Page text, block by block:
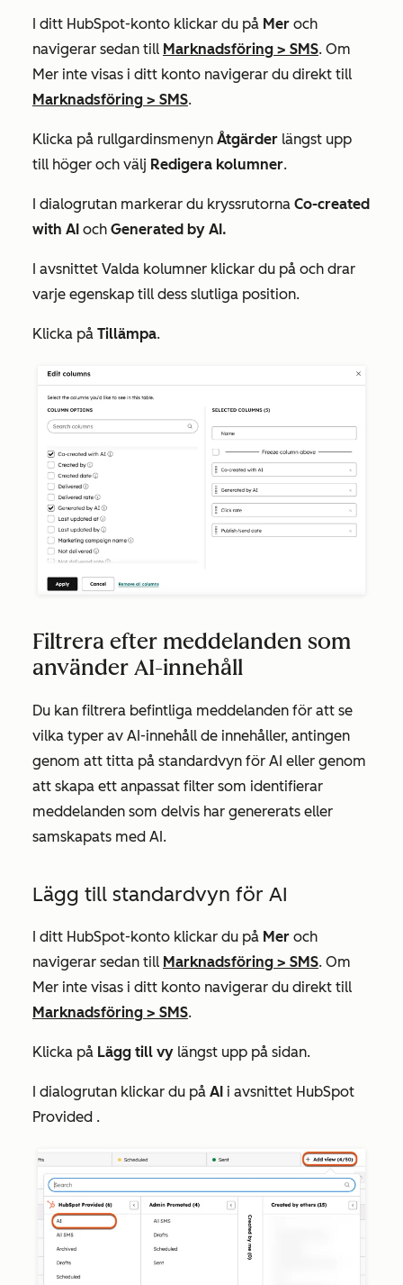
I ditt HubSpot-konto klickar du på Mer och
navigerar sedan till Marknadsföring > SMS. Om
Mer inte visas i ditt konto navigerar du direkt till
Marknadsföring > SMS.
Klicka på rullgardinsmenyn Åtgärder längst upp
till höger och välj Redigera kolumner.
I dialogrutan markerar du kryssrutorna Co-created
with AI och Generated by AI.
I avsnittet Valda kolumner klickar du på och drar
varje egenskap till dess slutliga position.
Klicka på Tillämpa.
Filtrera efter meddelanden som
använder AI-innehåll
Du kan filtrera befintliga meddelanden för att se
vilka typer av AI-innehåll de innehåller, antingen
genom att titta på standardvyn för AI eller genom
att skapa ett anpassat filter som identifierar
meddelanden som delvis har genererats eller
samskapats med AI.
Lägg till standardvyn för AI
I ditt HubSpot-konto klickar du på Mer och
navigerar sedan till Marknadsföring > SMS. Om
Mer inte visas i ditt konto navigerar du direkt till
Marknadsföring > SMS.
Klicka på Lägg till vy längst upp på sidan.
I dialogrutan klickar du på AI i avsnittet HubSpot
Provided .